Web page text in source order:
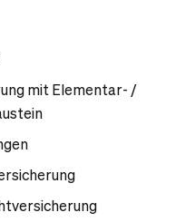
mit Elementar- /